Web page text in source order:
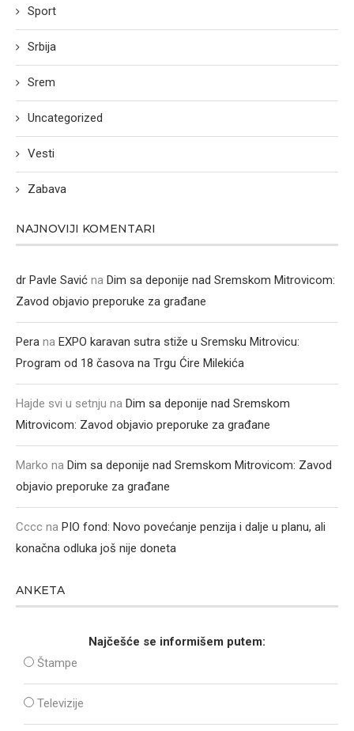
Sport
Srbija
Srem
Uncategorized
Vesti
Zabava
NAJNOVIJI KOMENTARI
dr Pavle Savić na Dim sa deponije nad Sremskom Mitrovicom:
Zavod objavio preporuke za građane
Pera na EXPO karavan sutra stiže u Sremsku Mitrovicu:
Program od 18 časova na Trgu Ćire Milekića
Hajde svi u setnju na Dim sa deponije nad Sremskom
Mitrovicom: Zavod objavio preporuke za građane
Marko na Dim sa deponije nad Sremskom Mitrovicom: Zavod
objavio preporuke za građane
Cccc na PIO fond: Novo povećanje penzija i dalje u planu, ali
konačna odluka još nije doneta
ANKETA
Najčešće se informišem putem:
Štampe
Televizije